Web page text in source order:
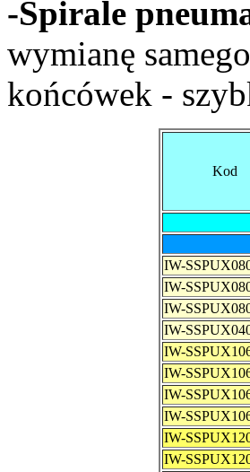
-Spirale
wymianę
końcówek -
Kod
IW-
IW-
IW-
IW-
IW-
IW-
IW-
IW-
IW-
IW-